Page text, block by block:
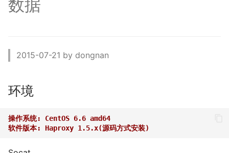
化
引
驱动
使用 Dify 开发AI应用
Docker 如何使用 Socks5 代
如何减少 golang 项目
docker-compose 错误提示
志单独写入日志文件
如何设置 ftp 被动模式的
Ansible 使用循环完成重复性
Kubernetes Ingress IP白名单
调度
置
GoLang
径
XenServer 配置NTP服务
XenServer 配置DNS服务
Nginx 缓存服务器(番外)定制
Nginx client intended to
Nginx 反向代理 Tomcat 错
如何找到 Redis 中的较大的
引发 ERROR 3105 (HY000)
错误
Ubuntu 思维导图软件
Ubuntu系统sublime使用中文
Chrome 浏览器安装
SwitchyOmega插件
使用阿里云IPSEC-VPN 建立
志？
使用JenkinsFile构建golang
Pipeline构建的区别
Docker (DinD) 模式
如何解决 Jenkins 磁盘不足
问题？
如何撤销 Git 暂存文件？
如何修改 Git 的用户名和邮
Git 强制 push 远程分支
式
MooseFS 2.x 破坏性测试
MooseFS 2.x 在线扩容
Windows Server Backup 备
卡聚合
储池
Windows Server 2012R2
iSCSI
漏洞
5664
数据
2015-07-21 by dongnan
环境
操作系统: CentOS 6.6 amd64
软件版本: Haproxy 1.5.x(源码方式安装)